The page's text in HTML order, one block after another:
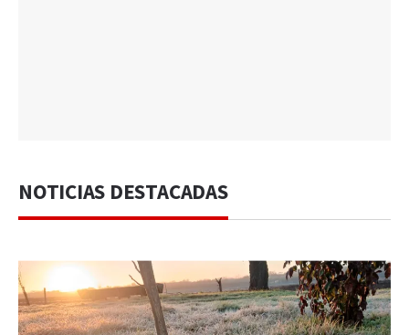
NOTICIAS DESTACADAS